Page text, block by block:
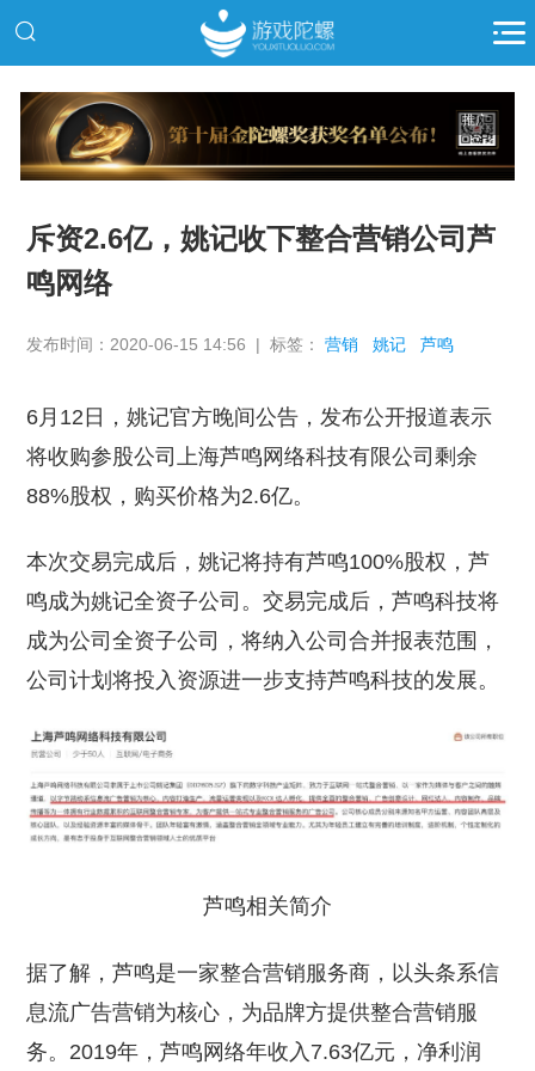
推广
斥资2.6亿，姚记收下整合营销公司芦
鸣网络
发布时间：2020-06-15 14:56 | 标签：营销 姚记 芦鸣
6月12日，姚记官方晚间公告，发布公开报道表示
将收购参股公司上海芦鸣网络科技有限公司剩余
88%股权，购买价格为2.6亿。
本次交易完成后，姚记将持有芦鸣100%股权，芦
鸣成为姚记全资子公司。交易完成后，芦鸣科技将
成为公司全资子公司，将纳入公司合并报表范围，
公司计划将投入资源进一步支持芦鸣科技的发展。
芦鸣相关简介
据了解，芦鸣是一家整合营销服务商，以头条系信
息流广告营销为核心，为品牌方提供整合营销服
务。2019年，芦鸣网络年收入7.63亿元，净利润